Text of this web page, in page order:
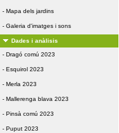
- Mapa dels jardins
- Galeria d'imatges i sons
Dades i anàlisis
- Dragó comú 2023
- Esquirol 2023
- Merla 2023
- Mallerenga blava 2023
- Pinsà comú 2023
- Puput 2023